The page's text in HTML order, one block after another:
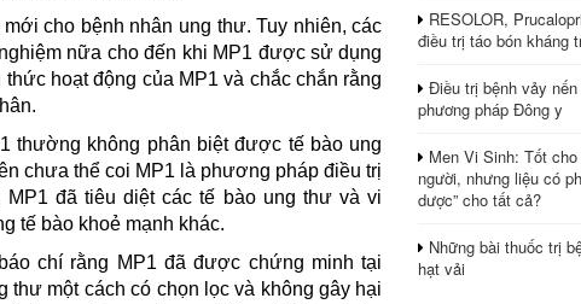
cho bệnh nhân ung thư. Tuy nhiên, các
nữa cho đến khi MP1 được sử dụng
hoạt động của MP1 và chắc chắn rằng
thường không phân biệt được tế bào ung
chưa thể coi MP1 là phương pháp điều trị
đã tiêu diệt các tế bào ung thư và vi
tế bào khoẻ mạnh khác.
chí rằng MP1 đã được chứng minh tại
thư một cách có chọn lọc và không gây hại
RESOLOR,
điều trị táo bón kháng
Điều trị bệnh vảy nến
phương pháp Đông y
Men Vi Sinh: Tốt
người, nhưng liệu có
dược” cho tất cả?
Những bài thuốc trị
hạt vải